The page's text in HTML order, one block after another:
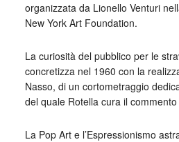
organizzata da Lionello Venturi
New York Art Foundation.
La curiosità del pubblico per le
concretizza nel 1960 con la
Nasso, di un cortometraggio
del quale Rotella cura il
La Pop Art e l’Espressionismo